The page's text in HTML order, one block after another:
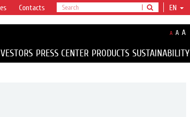
EN
Contacts
A A A
PRESS CENTER PRODUCTS SUSTAINABILITY